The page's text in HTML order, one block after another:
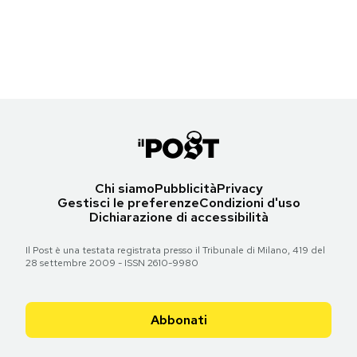
Chi siamoPubblicitàPrivacy
Gestisci le preferenzeCondizioni d'uso
Dichiarazione di accessibilità
Il Post è una testata registrata presso il Tribunale di Milano, 419 del
28 settembre 2009 - ISSN 2610-9980
Abbonati